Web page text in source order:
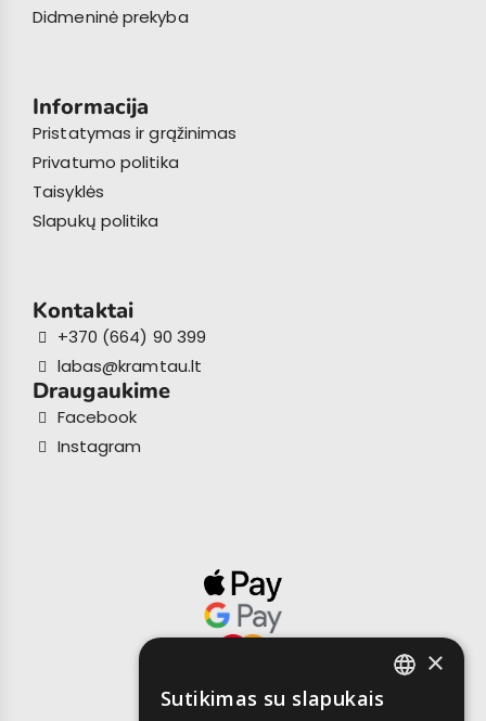
Didmeninė prekyba
Informacija
Pristatymas ir grąžinimas
Privatumo politika
Taisyklės
Slapukų politika
Kontaktai
+370 (664) 90 399
labas@kramtau.lt
Draugaukime
Facebook
Instagram
LITHUANIAN
×
Sutikimas su slapukais